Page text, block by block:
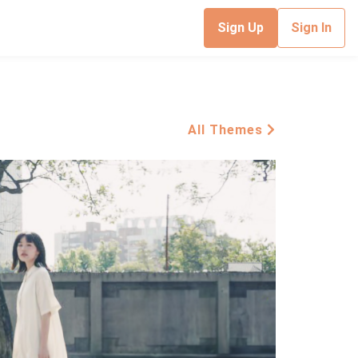
Sign Up Sign In
All Themes